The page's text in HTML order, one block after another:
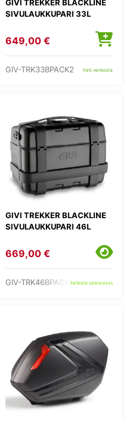
GIVI TREKKER BLACKLINE
SIVULAUKKUPARI 33L
649,00 €
GIV-TRK33BPACK2 heti verkosta
GIVI TREKKER BLACKLINE
SIVULAUKKUPARI 46L
669,00 €
GIV-TRK46BPACK2tarkista saatavuus